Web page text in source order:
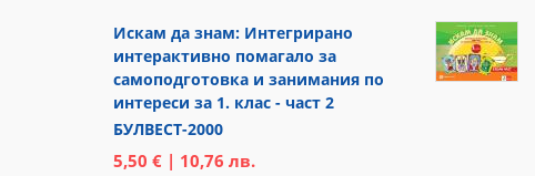
Искам да знам: Интегрирано
интерактивно помагало за
самоподготовка и занимания по
интереси за 1. клас - част 2
БУЛВЕСТ-2000
5,50 € | 10,76 лв.